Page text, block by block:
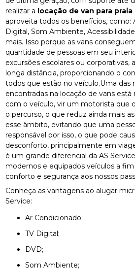
realizar a locação de van para praia
aproveita todos os benefícios, como:
Digital, Som Ambiente,
mais. Isso porque as vans
quantidade de pessoas em seu
excursões escolares ou corporativas,
longa distância, proporcionando o
todos que estão no veículo.Uma das
encontradas na locação de vans está
com o veículo, vir um motorista que
o percurso, o que reduz ainda mais
esse âmbito, evitando que uma
responsável por isso, o que pode
desconforto, principalmente em
é um grande diferencial da AS
modernos e equipados veículos a
conforto e segurança aos nossos
Conheça as vantagens ao alugar
Service:
Ar Condicionado;
TV Digital;
DVD;
Som Ambiente;